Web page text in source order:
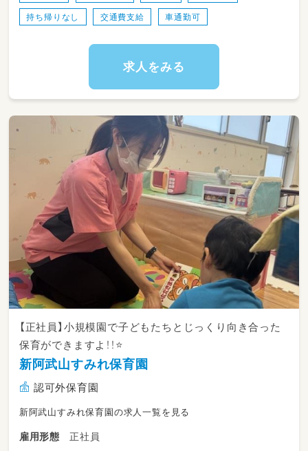
子どもと保育者が共主体の上で、バランスよく
人財育成面ではファシリテーションを中心に冒
険的組織つくりをお手伝い頂ける方。
持ち帰りなし 交通費支給 車通勤可
求人をみる
【正社員】小規模園で子どもたちとじっくり向き合った
保育ができますよ！！⭐
新阿武山すみれ保育園
認可外保育園
新阿武山すみれ保育園の求人一覧を見る
雇用形態
正社員